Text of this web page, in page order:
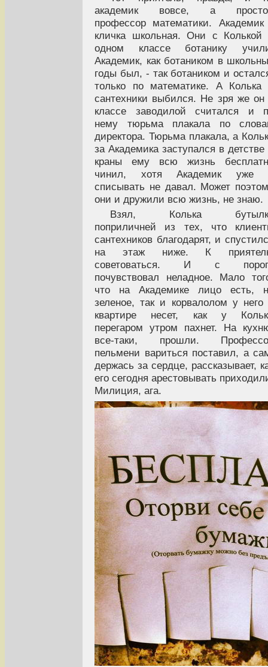
академик вовсе, а
профессор математики.
кличка школьная. Они с Колькой
одном классе ботанику
Академик, как ботаником в
годы был, - так ботаником и
только по математике. А Колька
сантехники выбился. Не зря же он
классе заводилой считался и
нему тюрьма плакала по
директора. Тюрьма плакала, а
за Академика заступался в детстве
краны ему всю жизнь
чинил, хотя Академик уже
списывать не давал. Может
они и дружили всю жизнь, не знаю.
Взял, Колька
поприличней из тех, что
сантехников благодарят, и
на этаж ниже. К
советоваться. И с
почувствовал неладное. Мало
что на Академике лицо есть,
зеленое, так и корвалолом у него
квартире несет, как у
перегаром утром пахнет. На
все-таки, прошли.
пельмени вариться поставил, а
держась за сердце, рассказывает,
его сегодня арестовывать
Милиция, ага.